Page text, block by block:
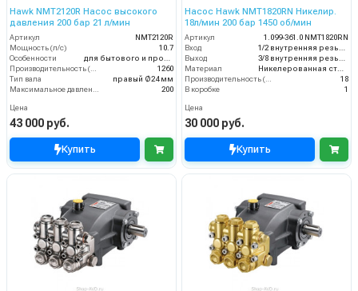
Hawk NMT2120R Насос высокого
давления 200 бар 21 л/мин
Артикул
NMT2120R
Мощность (л/с)
10.7
Особенности
1260
Тип вала
правый Ø24 мм
200
Цена
43 000 руб.
Купить
Насос Hawk NMT1820RN Никелир.
18л/мин 200 бар 1450 об/мин
Артикул
1.099-361.0 NMT1820RN
Вход
Выход
Материал
18
В коробке
1
Цена
30 000 руб.
Купить